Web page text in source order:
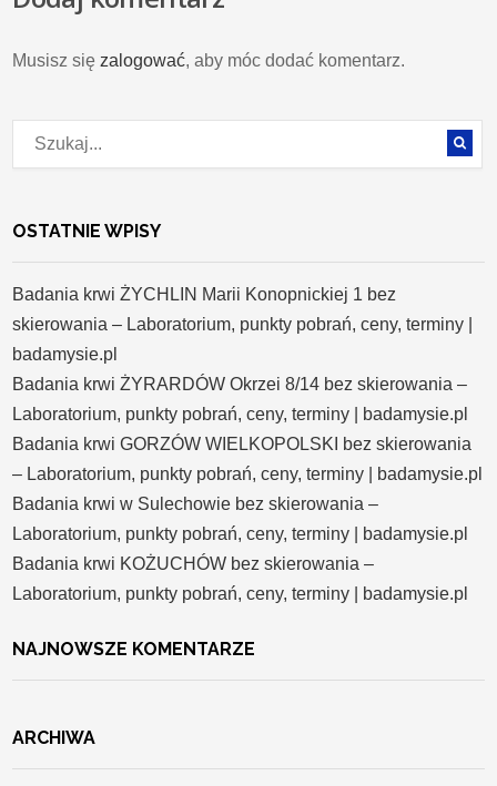
Musisz się zalogować, aby móc dodać komentarz.
OSTATNIE WPISY
Badania krwi ŻYCHLIN Marii Konopnickiej 1 bez
skierowania – Laboratorium, punkty pobrań, ceny, terminy |
badamysie.pl
Badania krwi ŻYRARDÓW Okrzei 8/14 bez skierowania –
Laboratorium, punkty pobrań, ceny, terminy | badamysie.pl
Badania krwi GORZÓW WIELKOPOLSKI bez skierowania
– Laboratorium, punkty pobrań, ceny, terminy | badamysie.pl
Badania krwi w Sulechowie bez skierowania –
Laboratorium, punkty pobrań, ceny, terminy | badamysie.pl
Badania krwi KOŻUCHÓW bez skierowania –
Laboratorium, punkty pobrań, ceny, terminy | badamysie.pl
NAJNOWSZE KOMENTARZE
ARCHIWA